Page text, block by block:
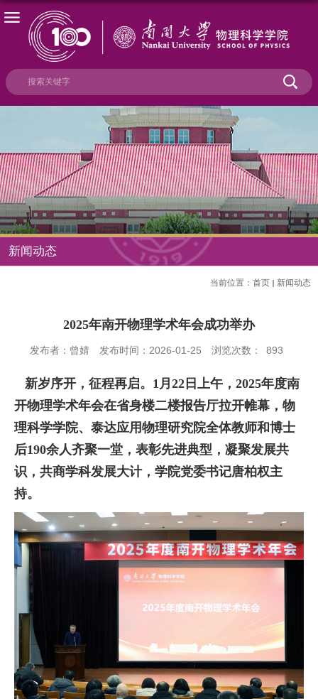
新闻动态
当前位置： 首页 新闻动态
2025年南开物理学术年会成功举办
发布者：曾婧 发布时间：2026-01-25 浏览次数： 893
新岁序开，征程再启。1月22日上午，2025年度南
开物理学术年会在省身楼二楼报告厅拉开帷幕 ， 物
理科学学院、泰达应用物理研究院全体教师和博士
后190余人齐聚一堂，表彰先进典型，凝聚发展共
识，共商学科发展大计，学院党委书记唐柏权主
持。